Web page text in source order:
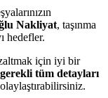
Nakliyat, taşınma
hedefler.
için iyi bir
tüm detayları